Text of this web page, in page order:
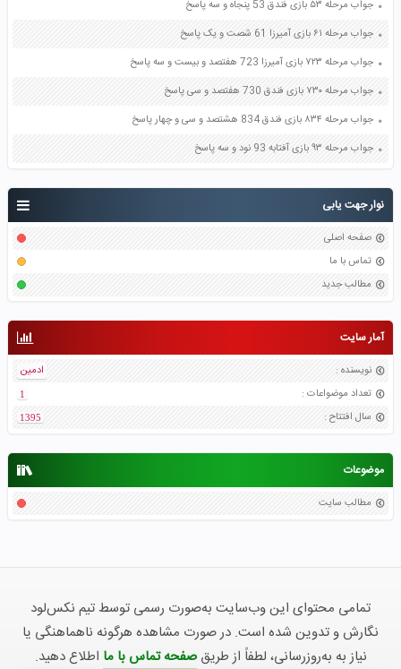
نوار جهت یابی
صفحه اصلی
تماس با ما
مطالب جدید
آمار سایت
نویسنده :
ادمین
تعداد موضواعات :
1
سال افتتاح :
1395
موضوعات
مطالب سایت
جواب مرحله ۵۳ بازی فندق 53 پنجاه و سه پاسخ
جواب مرحله ۶۱ بازی آمیرزا 61 شصت و یک پاسخ
جواب مرحله ۷۲۳ بازی آمیرزا 723 هفتصد و بیست و سه پاسخ
جواب مرحله ۷۳۰ بازی فندق 730 هفتصد و سی پاسخ
جواب مرحله ۸۳۴ بازی فندق 834 هشتصد و سی و چهار پاسخ
جواب مرحله ۹۳ بازی آفتابه 93 نود و سه پاسخ
تمامی محتوای این وب‌سایت به‌صورت رسمی توسط تیم نکس‌لود
نگارش و تدوین شده است. در صورت مشاهده هرگونه ناهماهنگی یا
نیاز به به‌روزرسانی، لطفاً از طریقصفحه تماس با ما اطلاع دهید.